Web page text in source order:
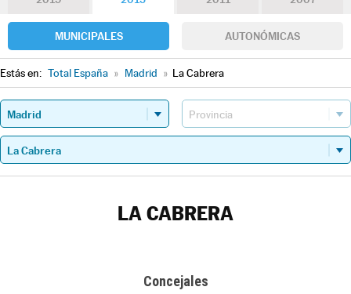
MUNICIPALES AUTONÓMICAS
Estás en: Total España » Madrid » La Cabrera
LA CABRERA
Concejales